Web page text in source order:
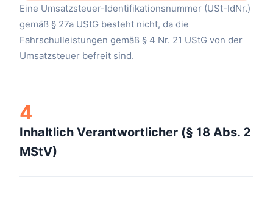
Eine Umsatzsteuer-Identifikationsnummer (USt-IdNr.)
gemäß § 27a UStG besteht nicht, da die
Fahrschulleistungen gemäß § 4 Nr. 21 UStG von der
Umsatzsteuer befreit sind.
4
Inhaltlich Verantwortlicher (§ 18 Abs. 2
MStV)